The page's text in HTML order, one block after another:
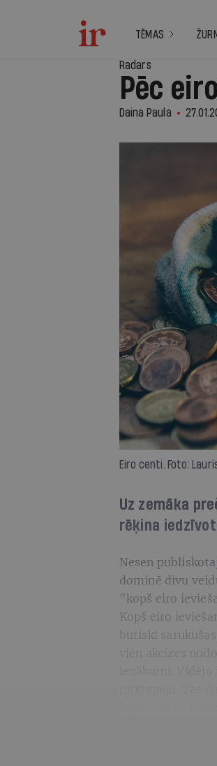
TĒMAS
Radars
Pēc
Daina Paula
Eiro centi. Foto:
Uz zemāka
rēķina
Nesen
dominē divu
"kopš eiro
Kopš eiro
būtiski
vien akcīzes